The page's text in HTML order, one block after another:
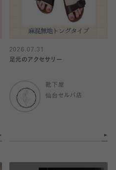
2026.07.31
足元のアクセサリー
靴下屋
仙台セルバ店